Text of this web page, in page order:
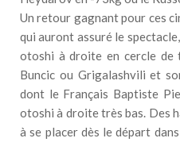
Un retour gagnant pour ces
qui auront assuré le
otoshi à droite en cercle de
Buncic ou Grigalashvili et
dont le Français Baptiste
otoshi à droite très bas. Des
à se placer dès le départ